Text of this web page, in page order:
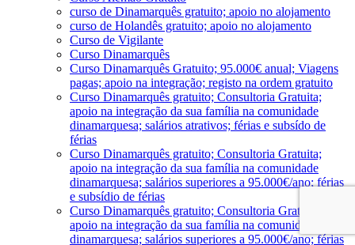
curso de Dinamarquês gratuito; apoio no alojamento
curso de Holandês gratuito; apoio no alojamento
Curso de Vigilante
Curso Dinamarquês
Curso Dinamarquês Gratuito; 95.000€ anual; Viagens
pagas; apoio na integração; registo na ordem gratuito
Curso Dinamarquês gratuito; Consultoria Gratuita;
apoio na integração da sua família na comunidade
dinamarquesa; salários atrativos; férias e subsído de
férias
Curso Dinamarquês gratuito; Consultoria Gratuita;
apoio na integração da sua família na comunidade
dinamarquesa; salários superiores a 95.000€/ano; férias
e subsídio de férias
Curso Dinamarquês gratuito; Consultoria Gratuita;
apoio na integração da sua família na comunidade
dinamarquesa; salários superiores a 95.000€/ano; férias